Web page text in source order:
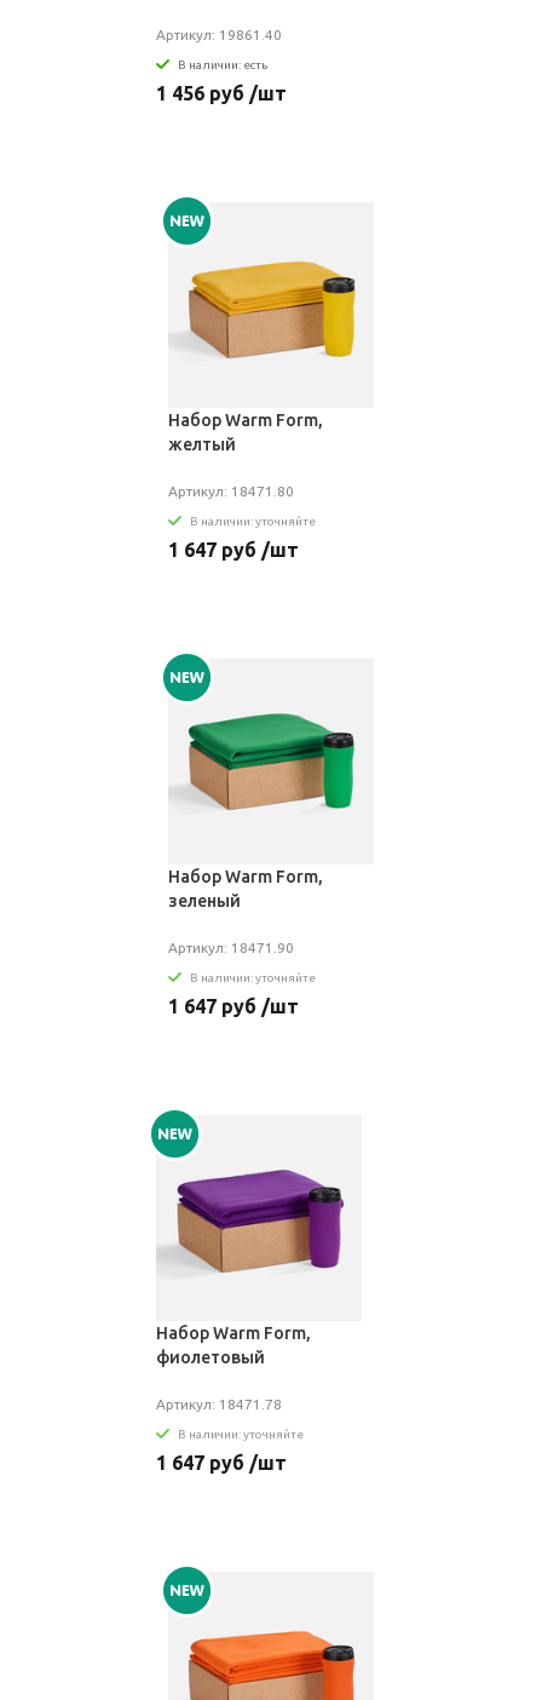
Артикул: 19861.40
В наличии: есть
1 456 руб /шт
Набор Warm Form,
желтый
Артикул: 18471.80
В наличии: уточняйте
1 647 руб /шт
Набор Warm Form,
зеленый
Артикул: 18471.90
В наличии: уточняйте
1 647 руб /шт
Набор Warm Form,
фиолетовый
Артикул: 18471.78
В наличии: уточняйте
1 647 руб /шт